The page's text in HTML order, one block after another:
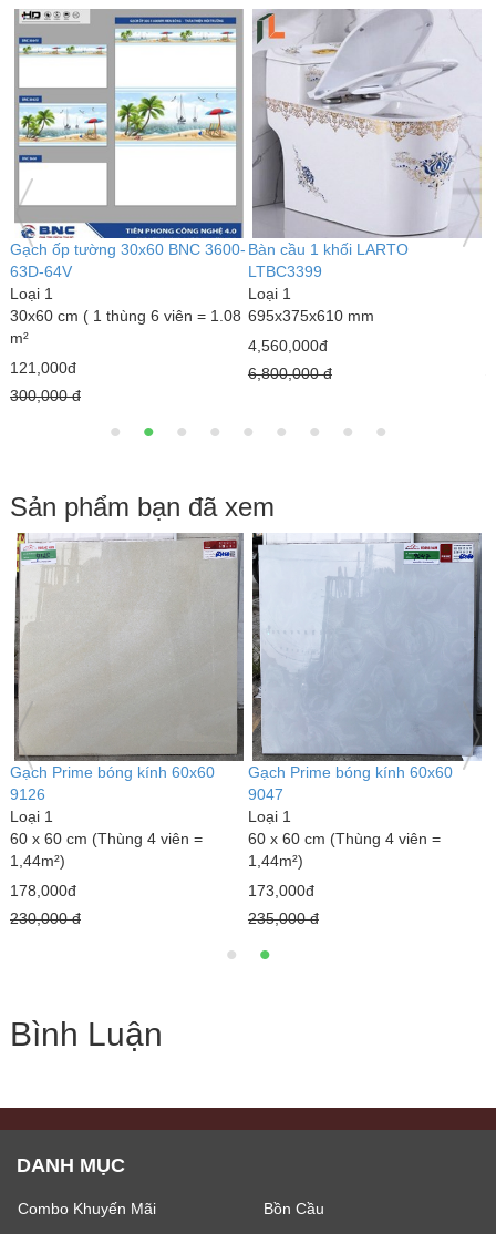
cầu 1 khối LARTO
1
mm
đ
Bàn cầu 1 khối kim cương
LARTO LTBC3339
Loại 1
690 x 375 x 820 mm
3,000,000đ
4,300,000 đ
Bàn
Sản phẩm bạn đã xem
Gạch Prime bóng kính 60x60
60 x 60 cm (Thùng 4 viên =
1,44m²)
173,000đ
235,000 đ
Gạch bóng kiếng Trung
80 x 80 cm (Thùng 3 viên =
1,92m² )
Giá bán:
Bình Luận
DANH MỤC
Combo Khuyến Mãi
Bồn Cầu